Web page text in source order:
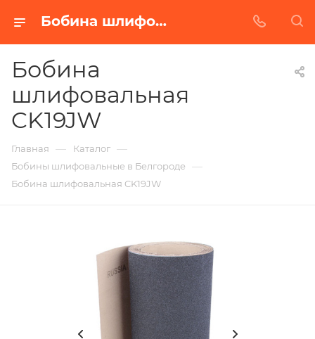
Бобина шлифовальная CK19JW в Белгороде | Купить по недорогой цене от Абразивного Завода
Бобина
шлифовальная
CK19JW
Главная — Каталог —
Бобины шлифовальные в Белгороде —
Бобина шлифовальная CK19JW